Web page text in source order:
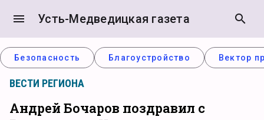
menu Усть-Медведицкая газета search
Безопасность Благоустройство Вектор
ВЕСТИ РЕГИОНА
Андрей Бочаров поздравил с